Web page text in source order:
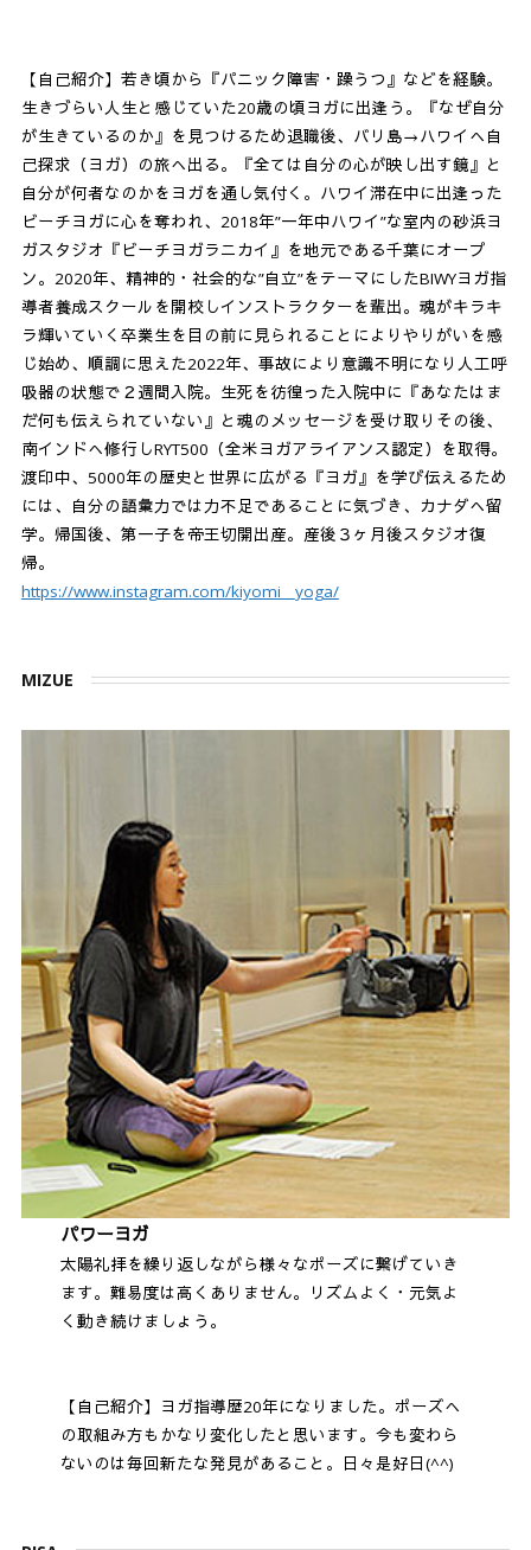
【自己紹介】若き頃から『パニック障害・躁うつ』などを経験。
生きづらい人生と感じていた20歳の頃ヨガに出逢う。『なぜ自分
が生きているのか』を見つけるため退職後、バリ島→ハワイへ自
己探求（ヨガ）の旅へ出る。『全ては自分の心が映し出す鏡』と
自分が何者なのかをヨガを通し気付く。ハワイ滞在中に出逢った
ビーチヨガに心を奪われ、2018年”一年中ハワイ”な室内の砂浜ヨ
ガスタジオ『ビーチヨガラニカイ』を地元である千葉にオープ
ン。2020年、精神的・社会的な”自立”をテーマにしたBIWYヨガ指
導者養成スクールを開校しインストラクターを輩出。魂がキラキ
ラ輝いていく卒業生を目の前に見られることによりやりがいを感
じ始め、順調に思えた2022年、事故により意識不明になり人工呼
吸器の状態で２週間入院。生死を彷徨った入院中に『あなたはま
だ何も伝えられていない』と魂のメッセージを受け取りその後、
南インドへ修行しRYT500（全米ヨガアライアンス認定）を取得。
渡印中、5000年の歴史と世界に広がる『ヨガ』を学び伝えるため
には、自分の語彙力では力不足であることに気づき、カナダへ留
学。帰国後、第一子を帝王切開出産。産後３ヶ月後スタジオ復
帰。
https://www.instagram.com/kiyomi__yoga/
MIZUE
パワーヨガ
太陽礼拝を繰り返しながら様々なポーズに繋げていき
ます。難易度は高くありません。リズムよく・元気よ
く動き続けましょう。
【自己紹介】ヨガ指導歴20年になりました。ポーズへ
の取組み方もかなり変化したと思います。今も変わら
ないのは毎回新たな発見があること。日々是好日(⁠^⁠^⁠)